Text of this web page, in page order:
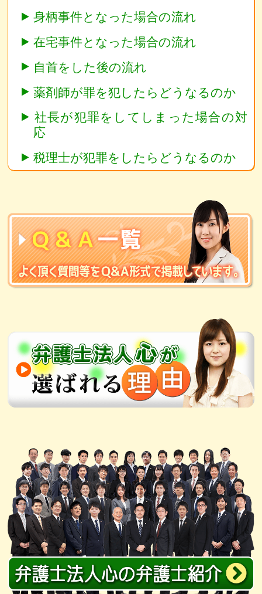
身柄事件となった場合の流れ
在宅事件となった場合の流れ
自首をした後の流れ
薬剤師が罪を犯したらどうなるのか
社長が犯罪をしてしまった場合の対
応
税理士が犯罪をしたらどうなるのか